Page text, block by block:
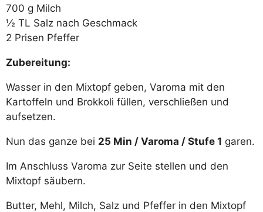
700 g Milch
½ TL Salz nach Geschmack
2 Prisen Pfeffer
Zubereitung:
Wasser in den Mixtopf geben, Varoma mit den
Kartoffeln und Brokkoli füllen, verschließen und
aufsetzen.
Nun das ganze bei 25 Min / Varoma / Stufe 1 garen.
Im Anschluss Varoma zur Seite stellen und den
Mixtopf säubern.
Butter, Mehl, Milch, Salz und Pfeffer in den Mixtopf